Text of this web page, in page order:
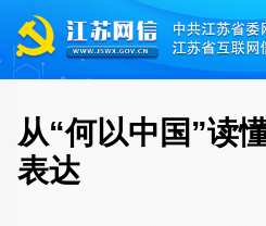
从“何以中国”读
表达